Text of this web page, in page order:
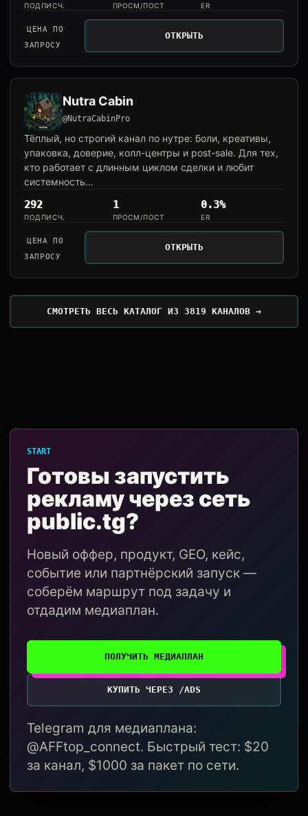
ПОДПИСЧ. ПРОСМ/ПОСТ ER
ЦЕНА ПО
ЗАПРОСУ
ОТКРЫТЬ
Nutra Cabin
@NutraCabinPro
Тёплый, но строгий канал по нутре: боли, креативы,
упаковка, доверие, колл-центры и post-sale. Для тех,
кто работает с длинным циклом сделки и любит
системность...
292
ПОДПИСЧ.
1
ПРОСМ/ПОСТ
0.3%
ER
ЦЕНА ПО
ЗАПРОСУ
ОТКРЫТЬ
СМОТРЕТЬ ВЕСЬ КАТАЛОГ ИЗ 3819 КАНАЛОВ →
START
Готовы запустить
рекламу через сеть
public.tg?
Новый оффер, продукт, GEO, кейс,
событие или партнёрский запуск —
соберём маршрут под задачу и
отдадим медиаплан.
ПОЛУЧИТЬ МЕДИАПЛАН
КУПИТЬ ЧЕРЕЗ /ADS
Telegram для медиаплана:
@AFFtop_connect. Быстрый тест: $20
за канал, $1000 за пакет по сети.